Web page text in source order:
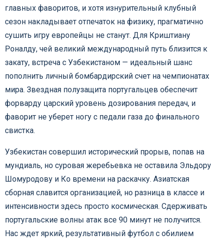
главных фаворитов, и хотя изнурительный клубный
сезон накладывает отпечаток на физику, прагматично
сушить игру европейцы не станут. Для Криштиану
Роналду, чей великий международный путь близится к
закату, встреча с Узбекистаном — идеальный шанс
пополнить личный бомбардирский счет на чемпионатах
мира. Звездная полузащита португальцев обеспечит
форварду царский уровень дозирования передач, и
фаворит не уберет ногу с педали газа до финального
свистка.
Узбекистан совершил исторический прорыв, попав на
мундиаль, но суровая жеребьевка не оставила Эльдору
Шомуродову и Ко времени на раскачку. Азиатская
сборная славится организацией, но разница в классе и
интенсивности здесь просто космическая. Сдерживать
португальские волны атак все 90 минут не получится.
Нас ждет яркий, результативный футбол с обилием